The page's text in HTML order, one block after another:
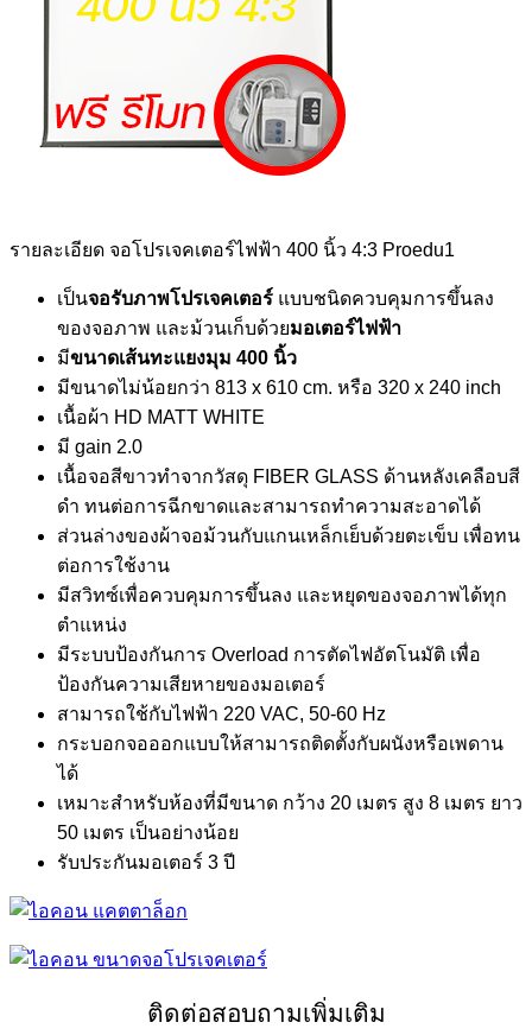
รายละเอียด จอโปรเจคเตอร์ไฟฟ้า 400 นิ้ว 4:3 Proedu1
เป็นจอรับภาพโปรเจคเตอร์ แบบชนิดควบคุมการขึ้นลง
ของจอภาพ และม้วนเก็บด้วยมอเตอร์ไฟฟ้า
มีขนาดเส้นทะแยงมุม 400 นิ้ว
มีขนาดไม่น้อยกว่า 813 x 610 cm. หรือ 320 x 240 inch
เนื้อผ้า HD MATT WHITE
มี gain 2.0
เนื้อจอสีขาวทำจากวัสดุ FIBER GLASS ด้านหลังเคลือบสี
ดำ ทนต่อการฉีกขาดและสามารถทำความสะอาดได้
ส่วนล่างของผ้าจอม้วนกับแกนเหล็กเย็บด้วยตะเข็บ เพื่อทน
ต่อการใช้งาน
มีสวิทซ์เพื่อควบคุมการขึ้นลง และหยุดของจอภาพได้ทุก
ตำแหน่ง
มีระบบป้องกันการ Overload การตัดไฟอัตโนมัติ เพื่อ
ป้องกันความเสียหายของมอเตอร์
สามารถใช้กับไฟฟ้า 220 VAC, 50-60 Hz
กระบอกจอออกแบบให้สามารถติดตั้งกับผนังหรือเพดาน
ได้
เหมาะสำหรับห้องที่มีขนาด กว้าง 20 เมตร สูง 8 เมตร ยาว
50 เมตร เป็นอย่างน้อย
รับประกันมอเตอร์ 3 ปี
ติดต่อสอบถามเพิ่มเติม